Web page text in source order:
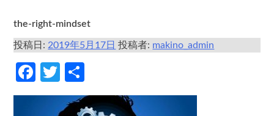
the-right-mindset
投稿日: 2019年5月17日 投稿者: makino_admin
Facebook
Twitter
有